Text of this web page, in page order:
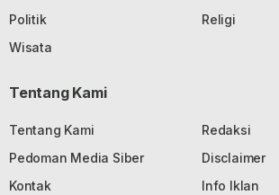
Politik
Religi
Wisata
Tentang Kami
Tentang Kami
Redaksi
Pedoman Media Siber
Disclaimer
Kontak
Info Iklan